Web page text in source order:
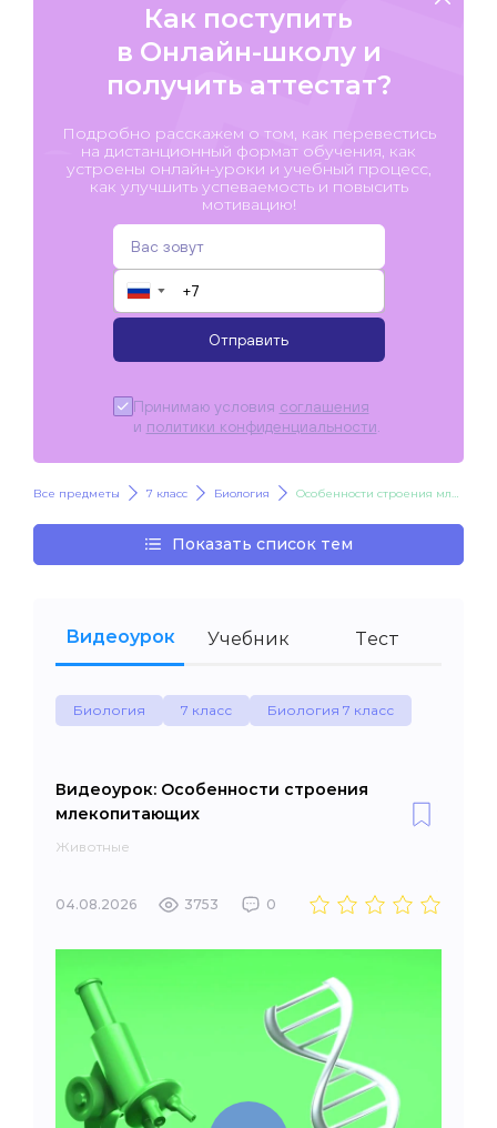
Как поступить
в Онлайн-школу и
получить аттестат?
Подробно расскажем о том, как перевестись
на дистанционный формат обучения, как
устроены онлайн-уроки и учебный процесс,
как улучшить успеваемость и повысить
мотивацию!
▼
Отправить
Принимаю условия соглашения
и политики конфиденциальности
Все предметы 7 класс Биология Особенности строения млекопитающих
Показать список тем
Видеоурок Учебник Тест
Биология 7 класс Биология 7 класс
Видеоурок: Особенности строения
млекопитающих
Животные
04.08.2026 3753 0